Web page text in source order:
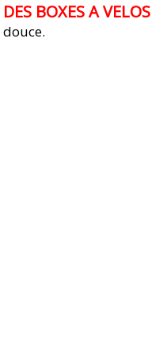
DES BOXES A VELOS
douce.